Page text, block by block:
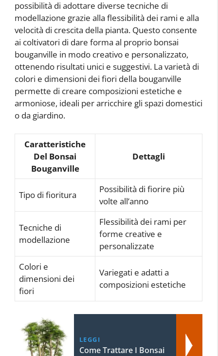
possibilità di adottare diverse tecniche di
modellazione grazie alla flessibilità dei rami e alla
velocità di crescita della pianta. Questo consente
ai coltivatori di dare forma al proprio bonsai
bouganville in modo creativo e personalizzato,
ottenendo risultati unici e suggestivi. La varietà di
colori e dimensioni dei fiori della bouganville
permette di creare composizioni estetiche e
armoniose, ideali per arricchire gli spazi domestici
o da giardino.
Caratteristiche
Del Bonsai
Bouganville
Dettagli
Tipo di fioritura
Possibilità di fiorire più
volte all’anno
Tecniche di
modellazione
Flessibilità dei rami per
forme creative e
personalizzate
Colori e
dimensioni dei
fiori
Variegati e adatti a
composizioni estetiche
LEGGI
Come Trattare I Bonsai